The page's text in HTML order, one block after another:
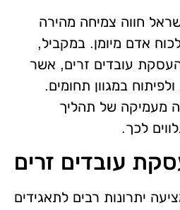
חווה צמיחה מהירה
אדם מיומן. במקביל,
עובדים זרים, אשר
במגוון תחומים.
מעמיקה של תהליך
לכך.
עובדים זרים
יתרונות רבים לתאגידים